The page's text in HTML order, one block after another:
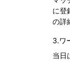
に登
の詳
3.ワ
当日